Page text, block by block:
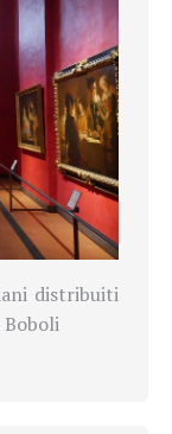
distribuiti